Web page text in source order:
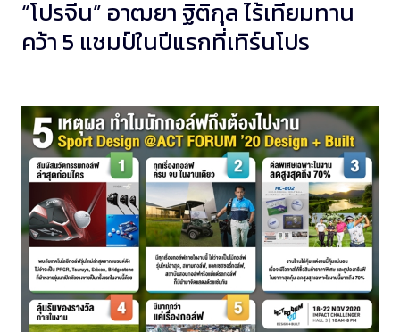
“โปรจีน” อาฒยา ฐิติกุล ไร้เทียมทาน
คว้า 5 แชมป์ในปีแรกที่เทิร์นโปร